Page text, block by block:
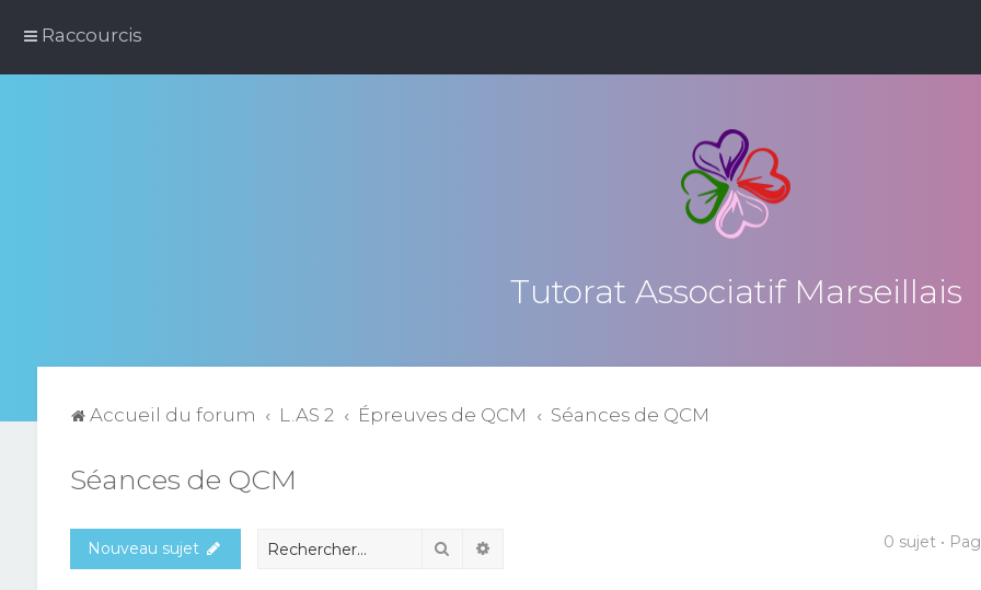
Raccourcis
Tutorat Associatif Marseillais
Accueil du forum L.AS 2 Épreuves de QCM Séances de QCM
Séances de QCM
Nouveau sujet Rechercher 0 sujet •